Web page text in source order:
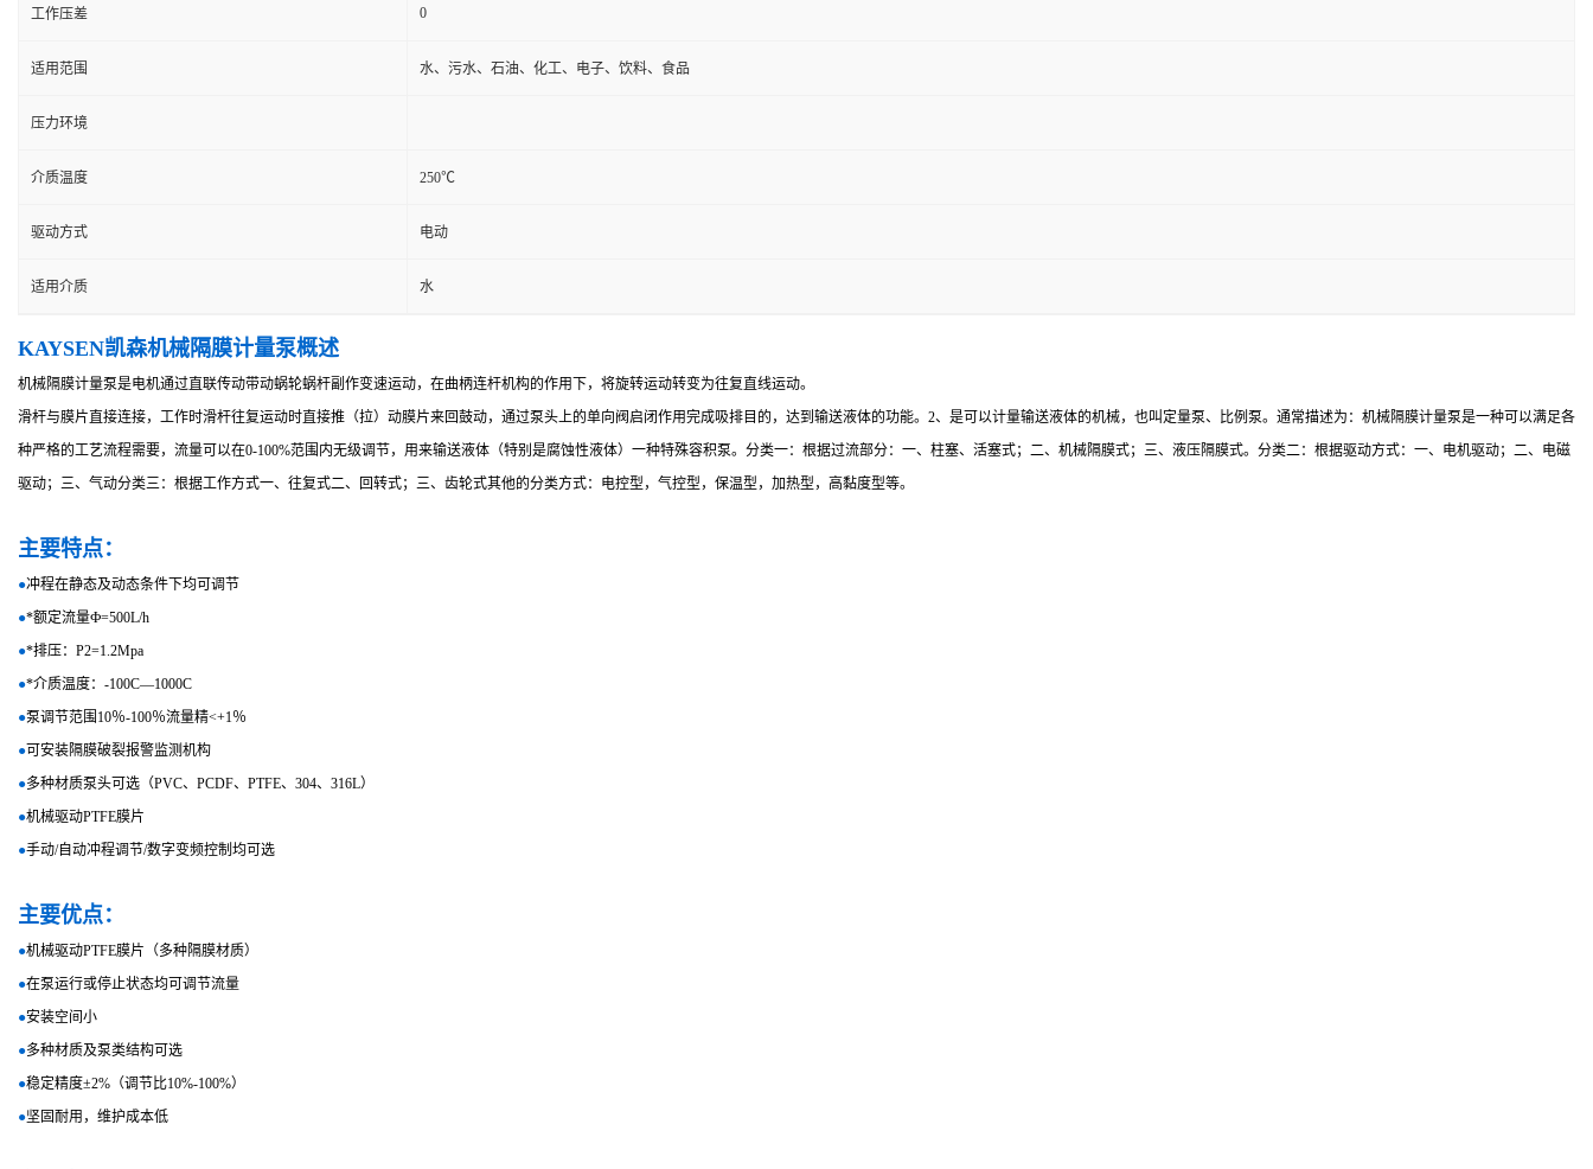
工作压差 0
适用范围 水、污水、石油、化工、电子、饮料、食品
压力环境
介质温度 250℃
驱动方式 电动
适用介质 水
KAYSEN凯森机械隔膜计量泵概述
机械隔膜计量泵是电机通过直联传动带动蜗轮蜗杆副作变速运动，在曲柄连杆机构的作用下，将旋转运动转变为往复直线运动。
滑杆与膜片直接连接，工作时滑杆往复运动时直接推（拉）动膜片来回鼓动，通过泵头上的单向阀启闭作用完成吸排目的，达到输送液体的功能。2、是可以计量输送液体的机械，也叫定量泵、比例泵。通常描述为：机械隔膜计量泵是一种可以满足各
种严格的工艺流程需要，流量可以在0-100%范围内无级调节，用来输送液体（特别是腐蚀性液体）一种特殊容积泵。分类一：根据过流部分：一、柱塞、活塞式；二、机械隔膜式；三、液压隔膜式。分类二：根据驱动方式：一、电机驱动；二、电磁
驱动；三、气动分类三：根据工作方式一、往复式二、回转式；三、齿轮式其他的分类方式：电控型，气控型，保温型，加热型，高黏度型等。
主要特点：
●冲程在静态及动态条件下均可调节
●*额定流量Ф=500L/h
●*排压：P2=1.2Mpa
●*介质温度：-100C—1000C
●泵调节范围10％-100％流量精<+1％
●可安装隔膜破裂报警监测机构
●多种材质泵头可选（PVC、PCDF、PTFE、304、316L）
●机械驱动PTFE膜片
●手动/自动冲程调节/数字变频控制均可选
主要优点：
●机械驱动PTFE膜片（多种隔膜材质）
●在泵运行或停止状态均可调节流量
●安装空间小
●多种材质及泵类结构可选
●稳定精度±2%（调节比10%-100%）
●坚固耐用，维护成本低